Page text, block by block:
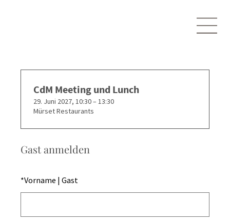
Gast anmelden
*Vorname | Gast
CdM Meeting und Lunch
29. Juni 2027, 10:30 – 13:30
Mürset Restaurants